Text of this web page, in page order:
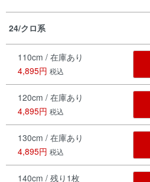
24/クロ系
110cm / 在庫あり
4,895円 税込
120cm / 在庫あり
4,895円 税込
130cm / 在庫あり
4,895円 税込
140cm / 残り1枚